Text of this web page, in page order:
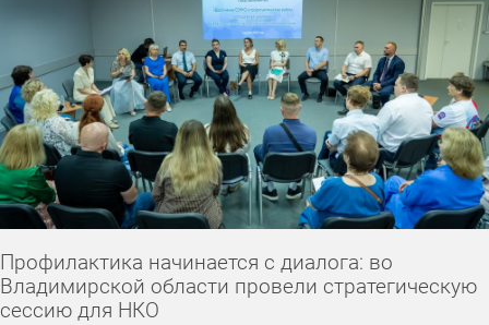
Профилактика начинается с диалога: во
Владимирской области провели стратегическую
сессию для НКО